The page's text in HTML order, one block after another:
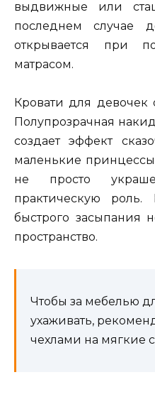
выдвижные или
последнем случае
открывается при
матрасом.
Кровати для
Полупрозрачная
создает эффект
маленькие
не просто
практическую
быстрого засыпания
пространство.
Чтобы за мебелью
ухаживать,
чехлами на мягкие